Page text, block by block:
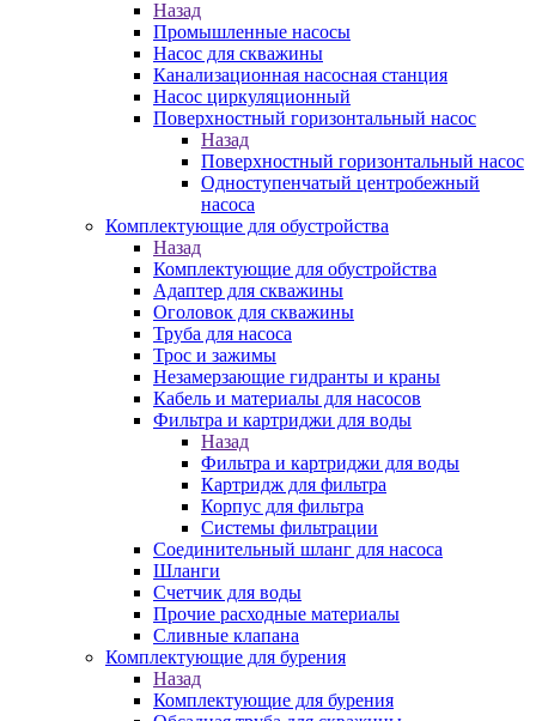
Назад
Промышленные насосы
Насос для скважины
Канализационная насосная станция
Насос циркуляционный
Поверхностный горизонтальный насос
Назад
Поверхностный горизонтальный насос
Одноступенчатый центробежный
насоса
Комплектующие для обустройства
Назад
Комплектующие для обустройства
Адаптер для скважины
Оголовок для скважины
Труба для насоса
Трос и зажимы
Незамерзающие гидранты и краны
Кабель и материалы для насосов
Фильтра и картриджи для воды
Назад
Фильтра и картриджи для воды
Картридж для фильтра
Корпус для фильтра
Системы фильтрации
Соединительный шланг для насоса
Шланги
Счетчик для воды
Прочие расходные материалы
Сливные клапана
Комплектующие для бурения
Назад
Комплектующие для бурения